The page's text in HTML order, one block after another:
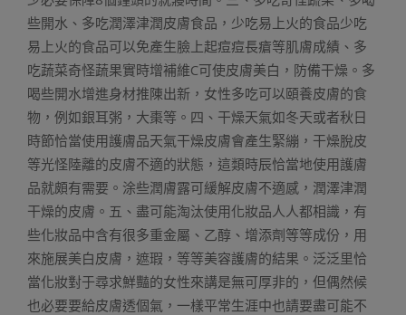
些開水、多吃潤澤津潤皮膚食品，少吃易上火的食品少吃
易上火的食品可以免產生臉上起痘痘長瘡等肌膚成績、多
吃蔬菜奇怪蔬果實時增補維C可使皮膚美白，防備干燥。多
喝些開水增進身材推陳出新，女性多吃可以頤養皮膚的食
物，例如銀耳粥，大棗等。四、干燥天氣如冬天或者秋日
時節恰當使用護膚品天氣干燥皮膚會產生緊繃，干燥脫皮
等光怪陸離的皮膚不適的狀態，這類時辰恰當地使用護膚
品就頗有需要。涂些潤膚露可緩解皮膚不適感，潤澤津潤
干燥的皮膚。五、盡可能淘汰使用化妝品人人都相識，有
些化妝品中含有很多重金屬、乙醇、增添劑等等成份，用
來施展美白皮膚，遮瑕，等等美容護膚的結果。泛泛里恰
當化妝對于尋求鮮豔的女性來講是無可厚非的，但偶然候
也必要要給皮膚透個氣，一樣平常生涯中也請要盡可能不